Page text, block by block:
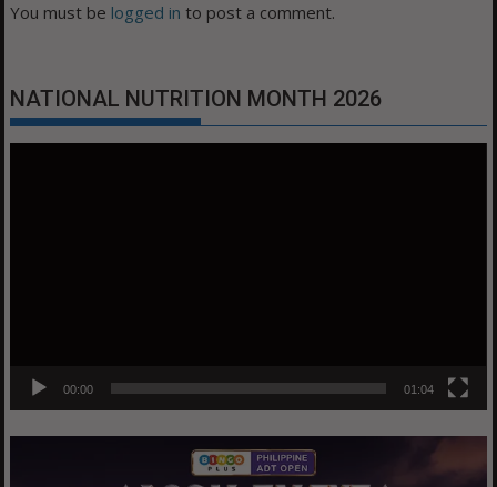
You must be logged in to post a comment.
NATIONAL NUTRITION MONTH 2026
00:00 01:04